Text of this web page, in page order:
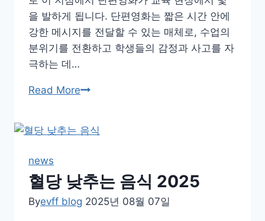
빛
나
는
의
할
을 발하게 됩니다. 단편영화는 짧은 시간 안에
강한 메시지를 전달할 수 있는 매체로, 수업의
분위기를 전환하고 학생들의 감정과 사고를 자
극하는 데…
Read More지
서
으
로,
news
혈당 낮추는 음식 2025
Byevff blog 2025년 08월 07일